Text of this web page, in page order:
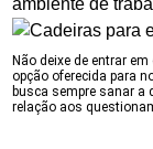
ambiente de
Não deixe de entrar
opção oferecida para
busca sempre sanar a
relação aos